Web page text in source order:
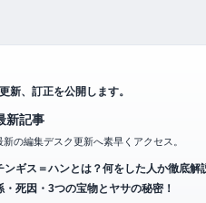
新、訂正を公開します。
新記事
新の編集デスク更新へ素早くアクセス。
ンギス＝ハンとは？何をした人か徹底
・死因・3つの宝物とヤサの秘密！